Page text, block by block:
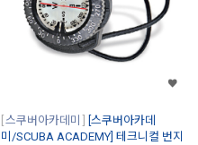
스쿠버아카데미
[스쿠버아카데
미/SCUBA ACADEMY] 테크니컬 번지